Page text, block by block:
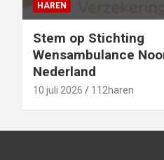
HAREN
Stem op Stichting
Wensambulance
Nederland
10 juli 2026 112haren